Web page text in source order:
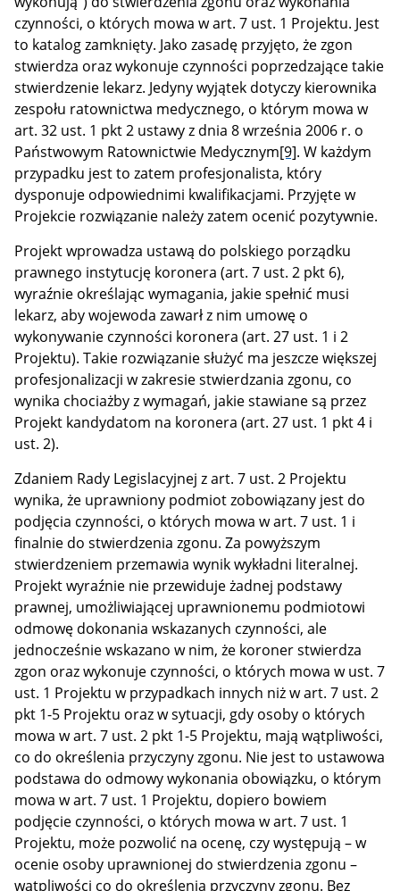
czynności, o których mowa w art. 7 ust. 1 Projektu. Jest
to katalog zamknięty. Jako zasadę przyjęto, że zgon
stwierdza oraz wykonuje czynności poprzedzające takie
stwierdzenie lekarz. Jedyny wyjątek dotyczy kierownika
zespołu ratownictwa medycznego, o którym mowa w
art. 32 ust. 1 pkt 2 ustawy z dnia 8 września 2006 r. o
Państwowym Ratownictwie Medycznym[9]. W każdym
przypadku jest to zatem profesjonalista, który
dysponuje odpowiednimi kwalifikacjami. Przyjęte w
Projekcie rozwiązanie należy zatem ocenić pozytywnie.
Projekt wprowadza ustawą do polskiego porządku
prawnego instytucję koronera (art. 7 ust. 2 pkt 6),
wyraźnie określając wymagania, jakie spełnić musi
lekarz, aby wojewoda zawarł z nim umowę o
wykonywanie czynności koronera (art. 27 ust. 1 i 2
Projektu). Takie rozwiązanie służyć ma jeszcze większej
profesjonalizacji w zakresie stwierdzania zgonu, co
wynika chociażby z wymagań, jakie stawiane są przez
Projekt kandydatom na koronera (art. 27 ust. 1 pkt 4 i
ust. 2).
Zdaniem Rady Legislacyjnej z art. 7 ust. 2 Projektu
wynika, że uprawniony podmiot zobowiązany jest do
podjęcia czynności, o których mowa w art. 7 ust. 1 i
finalnie do stwierdzenia zgonu. Za powyższym
stwierdzeniem przemawia wynik wykładni literalnej.
Projekt wyraźnie nie przewiduje żadnej podstawy
prawnej, umożliwiającej uprawnionemu podmiotowi
odmowę dokonania wskazanych czynności, ale
jednocześnie wskazano w nim, że koroner stwierdza
zgon oraz wykonuje czynności, o których mowa w ust. 7
ust. 1 Projektu w przypadkach innych niż w art. 7 ust. 2
pkt 1-5 Projektu oraz w sytuacji, gdy osoby o których
mowa w art. 7 ust. 2 pkt 1-5 Projektu, mają wątpliwości,
co do określenia przyczyny zgonu. Nie jest to ustawowa
podstawa do odmowy wykonania obowiązku, o którym
mowa w art. 7 ust. 1 Projektu, dopiero bowiem
podjęcie czynności, o których mowa w art. 7 ust. 1
Projektu, może pozwolić na ocenę, czy występują – w
ocenie osoby uprawnionej do stwierdzenia zgonu –
wątpliwości co do określenia przyczyny zgonu. Bez